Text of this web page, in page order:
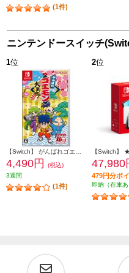
(1件)
ニンテンドースイッチ
1位
4,490円
(税込)
3週間
(1件)
2位
47,980
479円分ポ
即納（在庫あ